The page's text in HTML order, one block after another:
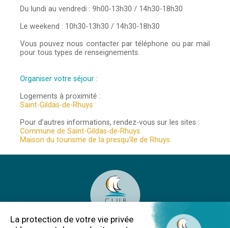
Du lundi au vendredi : 9h00-13h30 / 14h30-18h30
Le weekend : 10h30-13h30 / 14h30-18h30
Vous pouvez nous contacter par téléphone ou par mail
pour tous types de renseignements.
Organiser votre séjour :
Logements à proximité :
Saint-Gildas-de-Rhuys
Pour d’autres informations, rendez-vous sur les sites :
Commune de Saint-Gildas-de-Rhuys
Maison du tourisme de la presqu'île de Rhuys